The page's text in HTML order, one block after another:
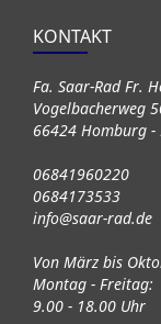
KONTAKT
Fa. Saar-Rad Fr.
Vogelbacherweg
66424 Homburg -
06841960220
0684173533
info@saar-rad.de
Von März bis
Montag - Freitag:
9.00 - 18.00 Uhr